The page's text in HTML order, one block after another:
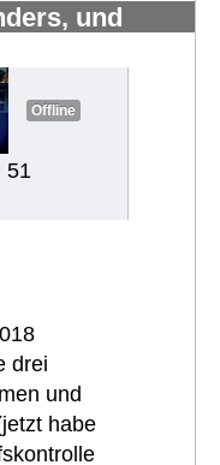
und
Offline
51
drei
und
habe